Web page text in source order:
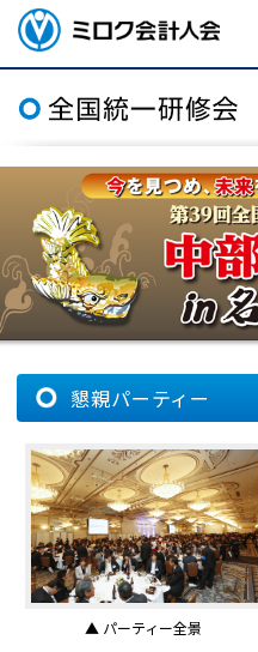
ミロク会計人会 MIROKU
ACCOUNTING PERSON
ASSOCIATION
懇親パーティー
▲ パーティー全景